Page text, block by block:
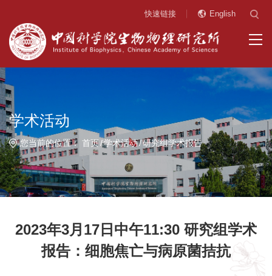
快速链接 English
学术活动
您当前的位置：首页 学术活动 研究组学术报告
2023年3月17日中午11:30 研究组学术
报告：细胞焦亡与病原菌拮抗